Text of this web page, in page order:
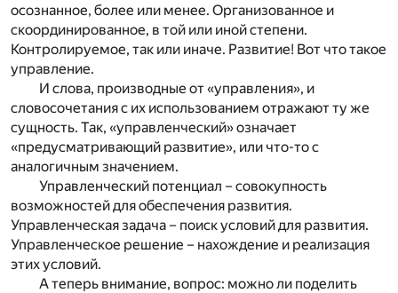
осознанное, более или менее. Организованное и
скоординированное, в той или иной степени.
Контролируемое, так или иначе. Развитие! Вот что такое
управление.
И слова, производные от «управления», и
словосочетания с их использованием отражают ту же
сущность. Так, «управленческий» означает
«предусматривающий развитие», или что-то с
аналогичным значением.
Управленческий потенциал – совокупность
возможностей для обеспечения развития.
Управленческая задача – поиск условий для развития.
Управленческое решение – нахождение и реализация
этих условий.
А теперь внимание, вопрос: можно ли поделить